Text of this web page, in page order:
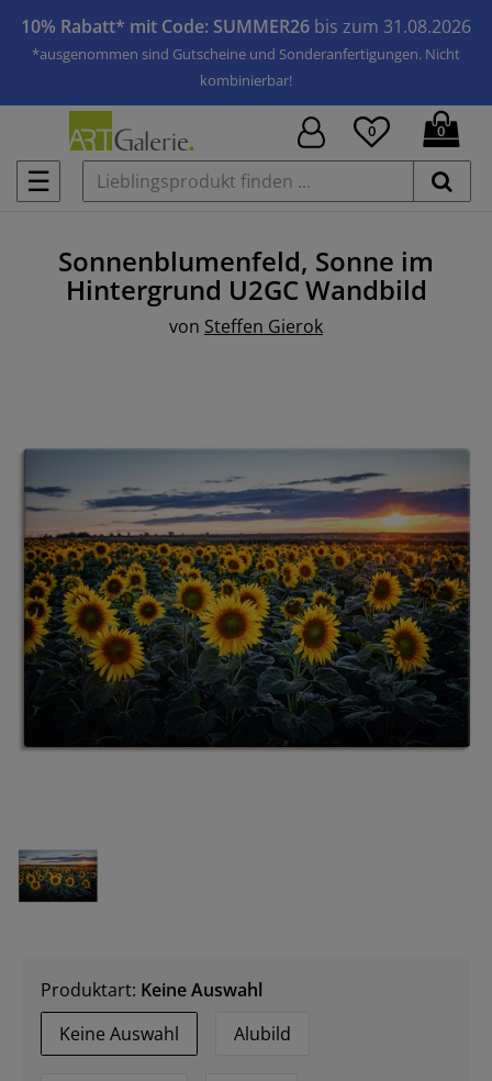
10% Rabatt* mit Code: SUMMER26 bis zum 31.08.2026
*ausgenommen sind Gutscheine und Sonderanfertigungen. Nicht
kombinierbar!
☰
0 0
Sonnenblumenfeld, Sonne im
Hintergrund U2GCWandbild
von Steffen Gierok
Produktart: Keine Auswahl
Keine Auswahl
Alubild